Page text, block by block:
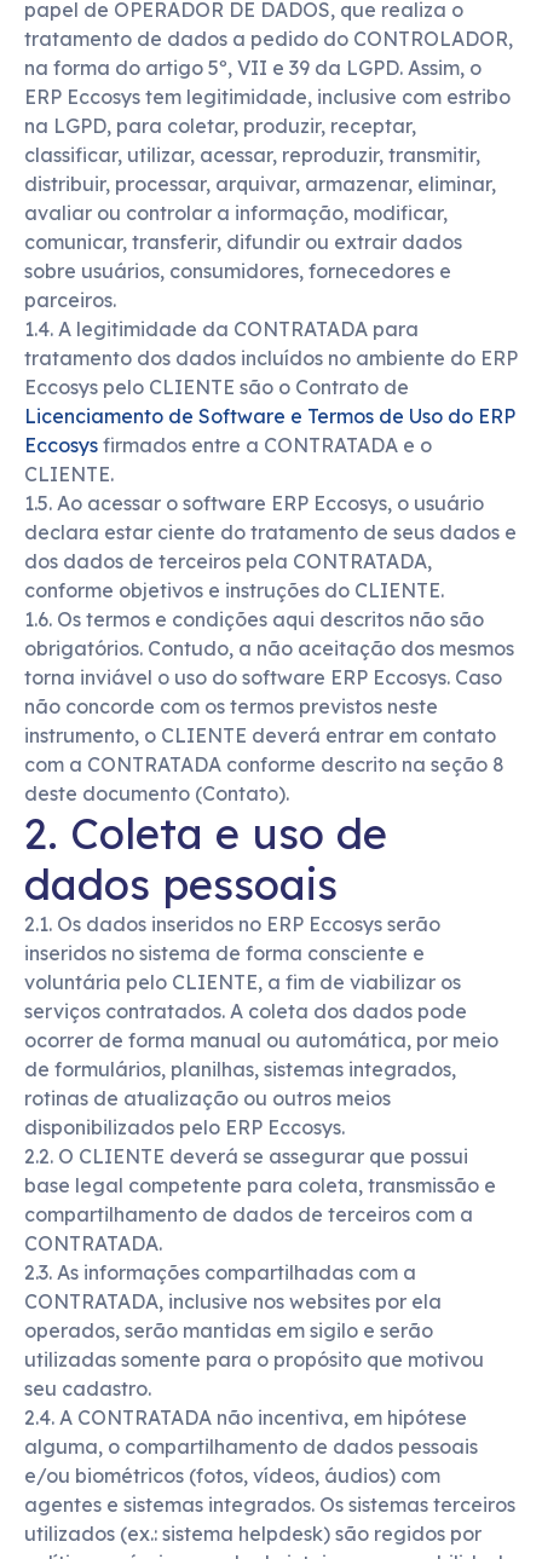
papel de OPERADOR DE DADOS, que realiza o
tratamento de dados a pedido do CONTROLADOR,
na forma do artigo 5º, VII e 39 da LGPD. Assim, o
ERP Eccosys tem legitimidade, inclusive com estribo
na LGPD, para coletar, produzir, receptar,
classificar, utilizar, acessar, reproduzir, transmitir,
distribuir, processar, arquivar, armazenar, eliminar,
avaliar ou controlar a informação, modificar,
comunicar, transferir, difundir ou extrair dados
sobre usuários, consumidores, fornecedores e
parceiros.
1.4. A legitimidade da CONTRATADA para
tratamento dos dados incluídos no ambiente do ERP
Eccosys pelo CLIENTE são o Contrato de
Licenciamento de Software e Termos de Uso do ERP
Eccosys firmados entre a CONTRATADA e o
CLIENTE.
1.5. Ao acessar o software ERP Eccosys, o usuário
declara estar ciente do tratamento de seus dados e
dos dados de terceiros pela CONTRATADA,
conforme objetivos e instruções do CLIENTE.
1.6. Os termos e condições aqui descritos não são
obrigatórios. Contudo, a não aceitação dos mesmos
torna inviável o uso do software ERP Eccosys. Caso
não concorde com os termos previstos neste
instrumento, o CLIENTE deverá entrar em contato
com a CONTRATADA conforme descrito na seção 8
deste documento (Contato).
2. Coleta e uso de
dados pessoais
2.1. Os dados inseridos no ERP Eccosys serão
inseridos no sistema de forma consciente e
voluntária pelo CLIENTE, a fim de viabilizar os
serviços contratados. A coleta dos dados pode
ocorrer de forma manual ou automática, por meio
de formulários, planilhas, sistemas integrados,
rotinas de atualização ou outros meios
disponibilizados pelo ERP Eccosys.
2.2. O CLIENTE deverá se assegurar que possui
base legal competente para coleta, transmissão e
compartilhamento de dados de terceiros com a
CONTRATADA.
2.3. As informações compartilhadas com a
CONTRATADA, inclusive nos websites por ela
operados, serão mantidas em sigilo e serão
utilizadas somente para o propósito que motivou
seu cadastro.
2.4. A CONTRATADA não incentiva, em hipótese
alguma, o compartilhamento de dados pessoais
e/ou biométricos (fotos, vídeos, áudios) com
agentes e sistemas integrados. Os sistemas terceiros
utilizados (ex.: sistema helpdesk) são regidos por